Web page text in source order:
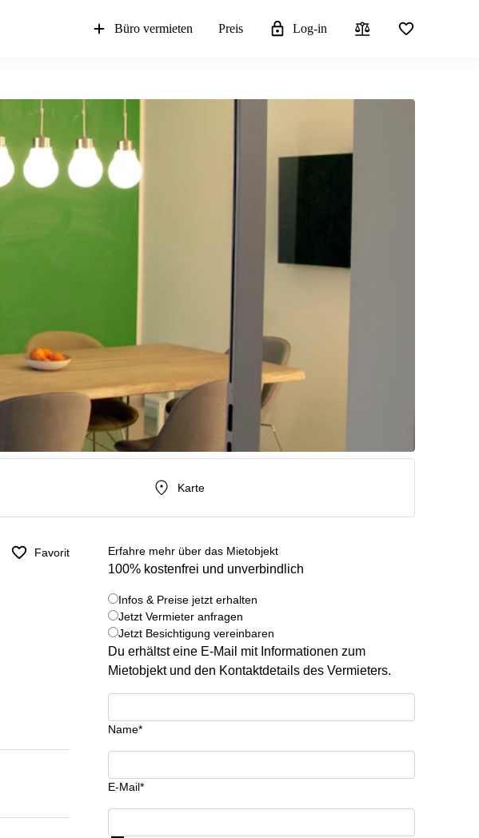
Büro vermieten Preis Log-in
Karte
Favorit Erfahre mehr über das Mietobjekt
100% kostenfrei und unverbindlich
Infos & Preise jetzt erhalten
Jetzt Vermieter anfragen
Jetzt Besichtigung vereinbaren
Du erhältst eine E-Mail mit Informationen zum
Mietobjekt und den Kontaktdetails des Vermieters.
Name*
E-Mail*
Infos & Preise jetzt erhalten